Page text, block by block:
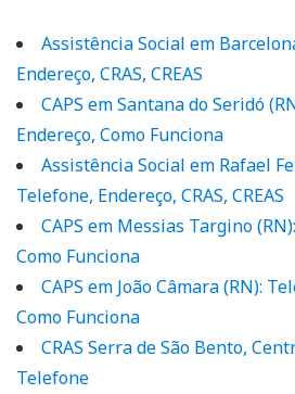
Assistência Social em
Endereço, CRAS, CREAS
CAPS em Santana do Seridó
Endereço, Como Funciona
Assistência Social em Rafael
Telefone, Endereço, CRAS, CREAS
CAPS em Messias Targino
Como Funciona
CAPS em João Câmara (RN):
Como Funciona
CRAS Serra de São Bento,
Telefone